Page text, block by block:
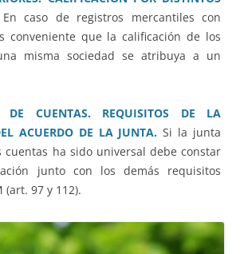
En caso de registros mercantiles con
conveniente que la calificación de los
misma sociedad se atribuya a un
DE CUENTAS. REQUISITOS DE LA
ACUERDO DE LA JUNTA. Si la junta
cuentas ha sido universal debe constar
junto con los demás requisitos
(art. 97 y 112).